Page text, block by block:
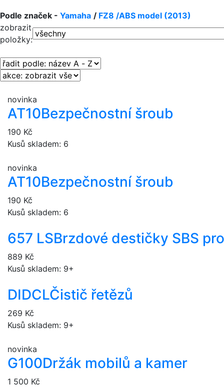
Podle značek - Yamaha / FZ8 /ABS model (2013)
zobrazit
položky:
novinka
AT10Bezpečnostní šroub
190 Kč
Kusů skladem: 6
novinka
AT10Bezpečnostní šroub
190 Kč
Kusů skladem: 6
657 LSBrzdové destičky SBS
889 Kč
Kusů skladem: 9+
DIDCLČistič řetězů
269 Kč
Kusů skladem: 9+
novinka
G100Držák mobilů a kamer
1 500 Kč